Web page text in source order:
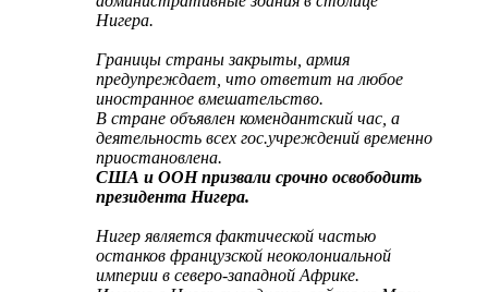
Нигера.
Границы страны закрыты, армия
предупреждает, что ответит на любое
иностранное вмешательство.
В стране объявлен комендантский час, а
деятельность всех гос.учреждений временно
приостановлена.
США и ООН призвали срочно освободить
президента Нигера.
Нигер является фактической частью
останков французской неоколониальной
империи в северо-западной Африке.